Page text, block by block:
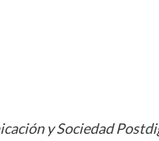
y Sociedad